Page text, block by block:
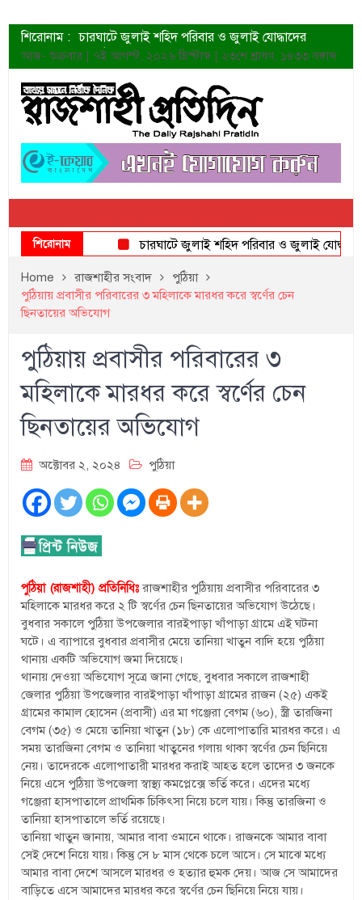
শিরোনাম : চারঘাটে জুলাই শহিদ পরিবার ও জুলাই যোদ্ধাদের
সংবর্ধনা
শহীদদের প্রত্যাশা এখনো পূরণ হয়নি: ডা. শফিকুর রহমান
ত্বক ভালো রাখতে যে ৫ কাজ করবেন
জুলাই স্মৃতি জাদুঘরের দুয়ার খুলেছে উদ্বোধন করলেন
প্রধানমন্ত্রী
শাহরুখের নতুন সিনেমার লুক
কোয়ার্টার ফাইনালে নেইমারের দুর্দান্ত অ্যাসিস্টে সান্তোস
ডেনিস লিয়ামিন রাশিয়ার ড্রোন বাহিনীর প্রধান হলেন
জুলাই শহিদদের আত্মত্যাগ জাতি চিরকাল শ্রদ্ধার সাথে
আজ- শুক্রবার | ৭ই আগস্ট, ২০২৬ খ্রিস্টাব্দ | ২৩শে শ্রাবণ, ১৪৩৩ বঙ্গাব্দ
শিরোনাম চারঘাটে জুলাই শহিদ পরিবার ও জুলাই যোদ্ধাদের
Home রাজশাহীর সংবাদ
পুঠিয়া
পুঠিয়ায় প্রবাসীর পরিবারের ৩ মহিলাকে মারধর করে স্বর্ণের চেন
ছিনতায়ের অভিযোগ
পুঠিয়ায় প্রবাসীর পরিবারের ৩
মহিলাকে মারধর করে স্বর্ণের চেন
ছিনতায়ের অভিযোগ
অক্টোবর ২, ২০২৪ পুঠিয়া
পুঠিয়া (রাজশাহী) প্রতিনিধিঃ রাজশাহীর পুঠিয়ায় প্রবাসীর পরিবারের ৩
মহিলাকে মারধর করে ২ টি স্বর্ণের চেন ছিনতায়ের অভিযোগ উঠেছে।
বুধবার সকালে পুঠিয়া উপজেলার বারইপাড়া খাঁপাড়া গ্রামে এই ঘটনা
ঘটে। এ ব্যাপারে বুধবার প্রবাসীর মেয়ে তানিয়া খাতুন বাদি হয়ে পুঠিয়া
থানায় একটি অভিযোগ জমা দিয়েছে।
থানায় দেওয়া অভিযোগ সূত্রে জানা গেছে, বুধবার সকালে রাজশাহী
জেলার পুঠিয়া উপজেলার বারইপাড়া খাঁপাড়া গ্রামের রাজন (২৫) একই
গ্রামের কামাল হোসেন (প্রবাসী) এর মা গঞ্জেরা বেগম (৬০), স্ত্রী তারজিনা
বেগম (৩৫) ও মেয়ে তানিয়া খাতুন (১৮) কে এলোপাতারি মারধর করে। এ
সময় তারজিনা বেগম ও তানিয়া খাতুনের গলায় থাকা স্বর্ণের চেন ছিনিয়ে
নেয়। তাদেরকে এলোপাতারী মারধর করাই আহত হলে তাদের ৩ জনকে
নিয়ে এসে পুঠিয়া উপজেলা স্বাস্থ্য কমপ্লেক্সে ভর্তি করে। এদের মধ্যে
গঞ্জেরা হাসপাতালে প্রাথমিক চিকিৎসা নিয়ে চলে যায়। কিন্তু তারজিনা ও
তানিয়া হাসপাতালে ভর্তি রয়েছে।
তানিয়া খাতুন জানায়, আমার বাবা ওমানে থাকে। রাজনকে আমার বাবা
সেই দেশে নিয়ে যায়। কিন্তু সে ৮ মাস থেকে চলে আসে। সে মাঝে মধ্যে
আমার বাবা দেশে আসলে মারধর ও হত্যার হুমক দেয়। আজ সে আমাদের
বাড়িতে এসে আমাদের মারধর করে স্বর্ণের চেন ছিনিয়ে নিয়ে যায়।